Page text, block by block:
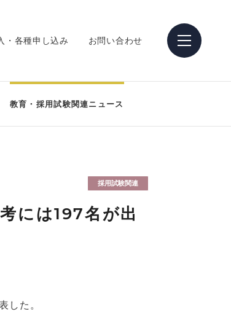
・各種申し込み お問い合わせ
教育・採用試験関連ニュース
採用試験関連
には197名が出
した。